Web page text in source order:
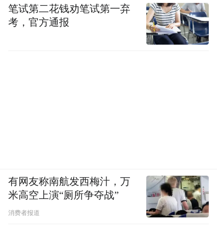
笔试第二花钱劝笔试第一弃
考，官方通报
有网友称南航发西梅汁，万
米高空上演“厕所争夺战”
消费者报道